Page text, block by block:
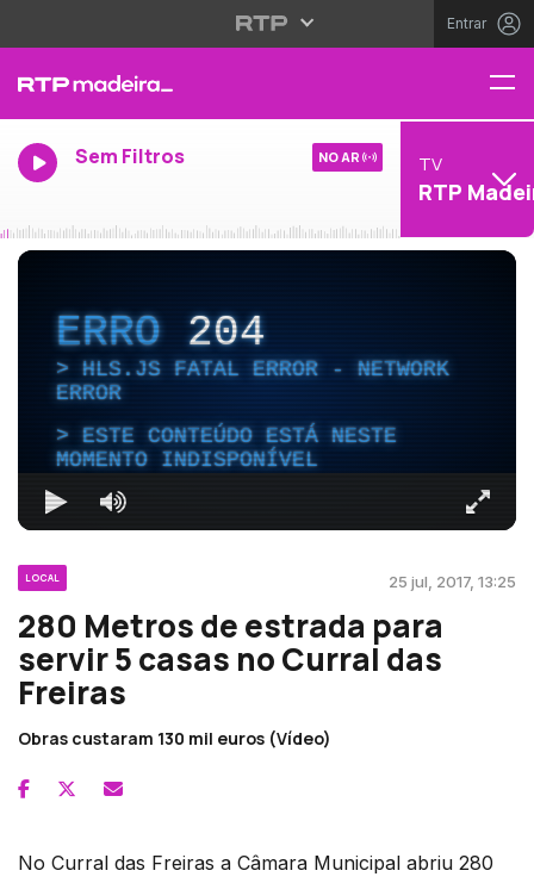
Entrar
Sem Filtros NO AR TV
RTP
ERRO204
HLS.JS FATAL ERROR - NETWORK
ERROR
ESTE CONTEÚDO ESTÁ NESTE
MOMENTO INDISPONÍVEL
LOCAL 25 jul, 2017, 13:25
280 Metros de estrada para
servir 5 casas no Curral das
Freiras
Obras custaram 130 mil euros (Vídeo)
No Curral das Freiras a Câmara Municipal abriu 280